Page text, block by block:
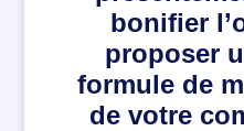
bonifier
proposer
formule de
de votre